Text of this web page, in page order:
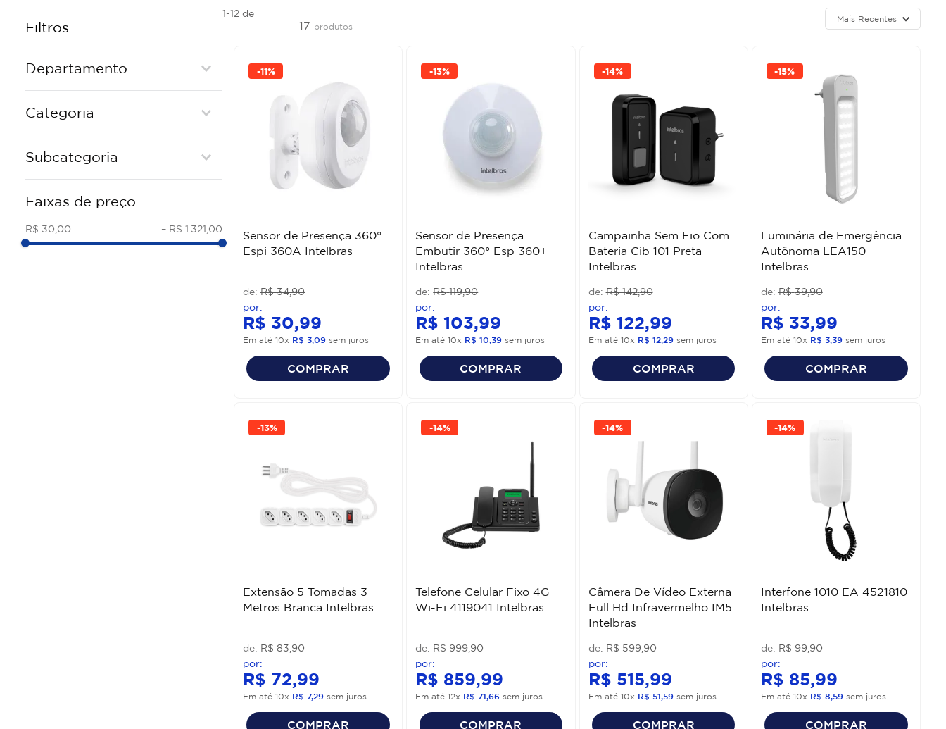
Filtros
Departamento
Ferragens e Fixação
Iluminação
Categoria
COMUNICAÇÃO
FILTROS DE LINHA E EXTENSÕES
Subcategoria
FILTRO DE LINHA E
CAMERA DE SEGURANCA
Faixas de preço
R$ 30,00 – R$ 1.321,00
1-12 de
17 produtos
Mais Recentes
-11%
Sensor de Presença 360°
Espi 360A Intelbras
R$ 34,90
R$ 30,99
Em até 10x R$ 3,09 sem juros
COMPRAR
-13%
Sensor de Presença
Embutir 360° Esp 360+
Intelbras
R$ 119,90
R$ 103,99
Em até10x R$ 10,39 sem juros
COMPRAR
-14%
Campainha Sem Fio Com
Bateria Cib 101 Preta
Intelbras
R$ 142,90
R$ 122,99
Em até 10x R$ 12,29sem juros
COMPRAR
-15%
Luminária de Emergência
Autônoma LEA150
Intelbras
R$ 39,90
R$ 33,99
Em até 10x R$ 3,39sem juros
COMPRAR
-13%
Extensão 5 Tomadas 3
Metros Branca Intelbras
R$ 83,90
R$ 72,99
Em até 10x R$ 7,29 sem juros
COMPRAR
-14%
Telefone Celular Fixo 4G
Wi-Fi 4119041 Intelbras
R$ 999,90
R$ 859,99
Em até12x R$ 71,66 sem juros
COMPRAR
-14%
Câmera De Vídeo Externa
Full Hd Infravermelho IM5
Intelbras
R$ 599,90
R$ 515,99
Em até 10x R$ 51,59sem juros
COMPRAR
-14%
Interfone 1010 EA 4521810
Intelbras
R$ 99,90
R$ 85,99
Em até 10x R$ 8,59sem juros
COMPRAR